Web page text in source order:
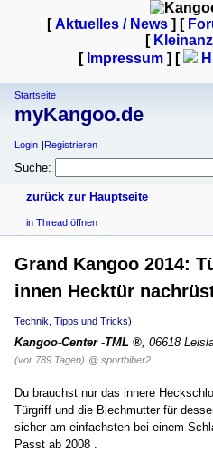
[Aktuelles / News ] [
[
[ Impressum] [
Startseite
myKangoo.de
Login Registrieren
Suche:
zurück zur Hauptseite
in Thread öffnen
Grand Kangoo 2014:
innen Hecktür
Technik, Tipps und Tricks)
Kangoo-Center -TML 06618
(vor 789 Tagen) @ sportbiber2
Du brauchst nur das innere
Türgriff und die Blechmutter für
sicher am einfachsten bei einem
Passt ab 2008 .